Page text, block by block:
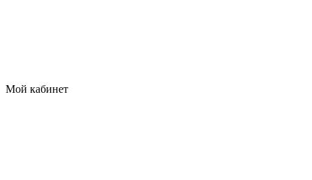
Мой кабинет